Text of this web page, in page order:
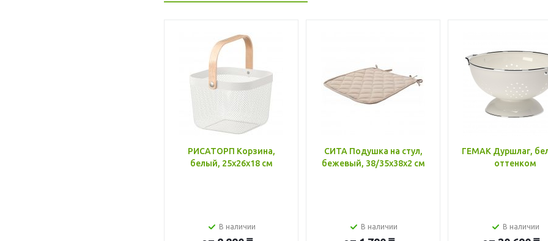
РИСАТОРП Корзина,
белый, 25x26x18 см
В наличии
СИТА Подушка на стул,
бежевый, 38/35x38x2 см
В наличии
ГЕМАК Дуршлаг,
оттенком
В наличии